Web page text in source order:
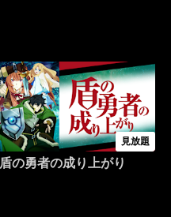
見放題
盾の勇者の成り上がり